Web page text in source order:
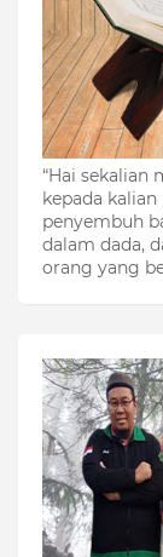
“Hai sekalian
kepada
penyembuh
dalam dada,
orang yang